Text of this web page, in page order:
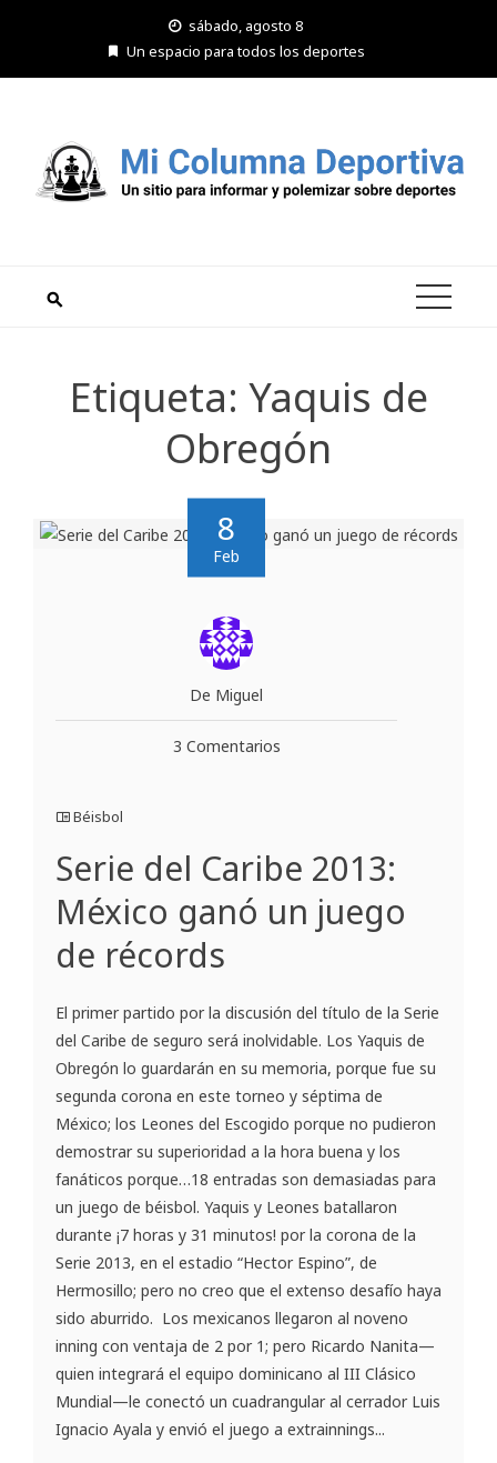
sábado, agosto 8
Un espacio para todos los deportes
Etiqueta: Yaquis de
Obregón
8
Feb
De Miguel
3 Comentarios
Béisbol
Serie del Caribe 2013:
México ganó un juego
de récords
El primer partido por la discusión del título de la Serie
del Caribe de seguro será inolvidable. Los Yaquis de
Obregón lo guardarán en su memoria, porque fue su
segunda corona en este torneo y séptima de
México; los Leones del Escogido porque no pudieron
demostrar su superioridad a la hora buena y los
fanáticos porque…18 entradas son demasiadas para
un juego de béisbol. Yaquis y Leones batallaron
durante ¡7 horas y 31 minutos! por la corona de la
Serie 2013, en el estadio “Hector Espino”, de
Hermosillo; pero no creo que el extenso desafío haya
sido aburrido. Los mexicanos llegaron al noveno
inning con ventaja de 2 por 1; pero Ricardo Nanita—
quien integrará el equipo dominicano al III Clásico
Mundial—le conectó un cuadrangular al cerrador Luis
Ignacio Ayala y envió el juego a extrainnings...